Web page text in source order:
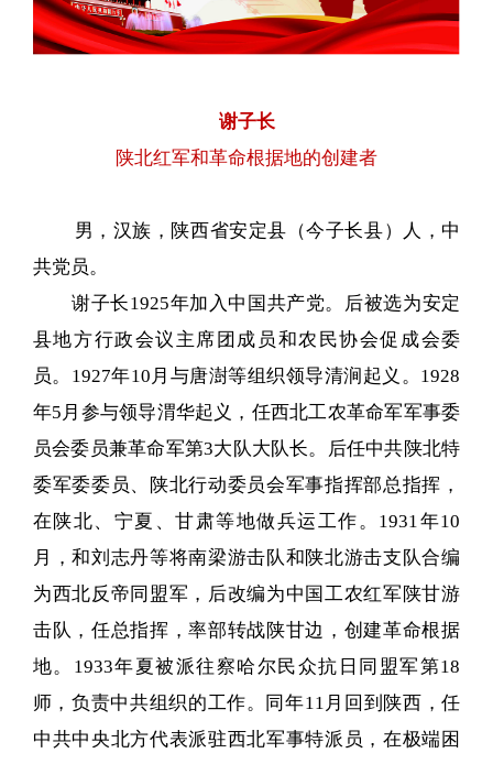
谢子长
陕北红军和革命根据地的创建者
男，汉族，陕西省安定县（今子长县）人，中
共党员。
谢子长1925年加入中国共产党。后被选为安定
县地方行政会议主席团成员和农民协会促成会委
员。1927年10月与唐澍等组织领导清涧起义。1928
年5月参与领导渭华起义，任西北工农革命军军事委
员会委员兼革命军第3大队大队长。后任中共陕北特
委军委委员、陕北行动委员会军事指挥部总指挥，
在陕北、宁夏、甘肃等地做兵运工作。1931年10
月，和刘志丹等将南梁游击队和陕北游击支队合编
为西北反帝同盟军，后改编为中国工农红军陕甘游
击队，任总指挥，率部转战陕甘边，创建革命根据
地。1933年夏被派往察哈尔民众抗日同盟军第18
师，负责中共组织的工作。同年11月回到陕西，任
中共中央北方代表派驻西北军事特派员，在极端困